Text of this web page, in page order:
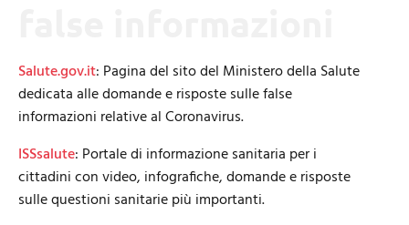
Salute.gov.it: Pagina del sito del Ministero della Salute
dedicata alle domande e risposte sulle false
informazioni relative al Coronavirus.
ISSsalute: Portale di informazione sanitaria per i
cittadini con video, infografiche, domande e risposte
sulle questioni sanitarie più importanti.